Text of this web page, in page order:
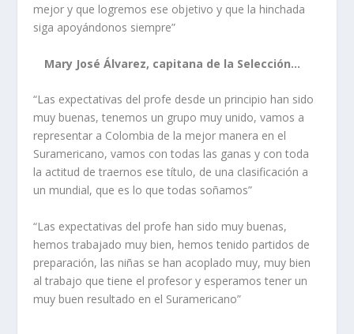
mejor y que logremos ese objetivo y que la hinchada
siga apoyándonos siempre”
Mary José Álvarez, capitana de la Selección…
“Las expectativas del profe desde un principio han sido
muy buenas, tenemos un grupo muy unido, vamos a
representar a Colombia de la mejor manera en el
Suramericano, vamos con todas las ganas y con toda
la actitud de traernos ese título, de una clasificación a
un mundial, que es lo que todas soñamos”
“Las expectativas del profe han sido muy buenas,
hemos trabajado muy bien, hemos tenido partidos de
preparación, las niñas se han acoplado muy, muy bien
al trabajo que tiene el profesor y esperamos tener un
muy buen resultado en el Suramericano”